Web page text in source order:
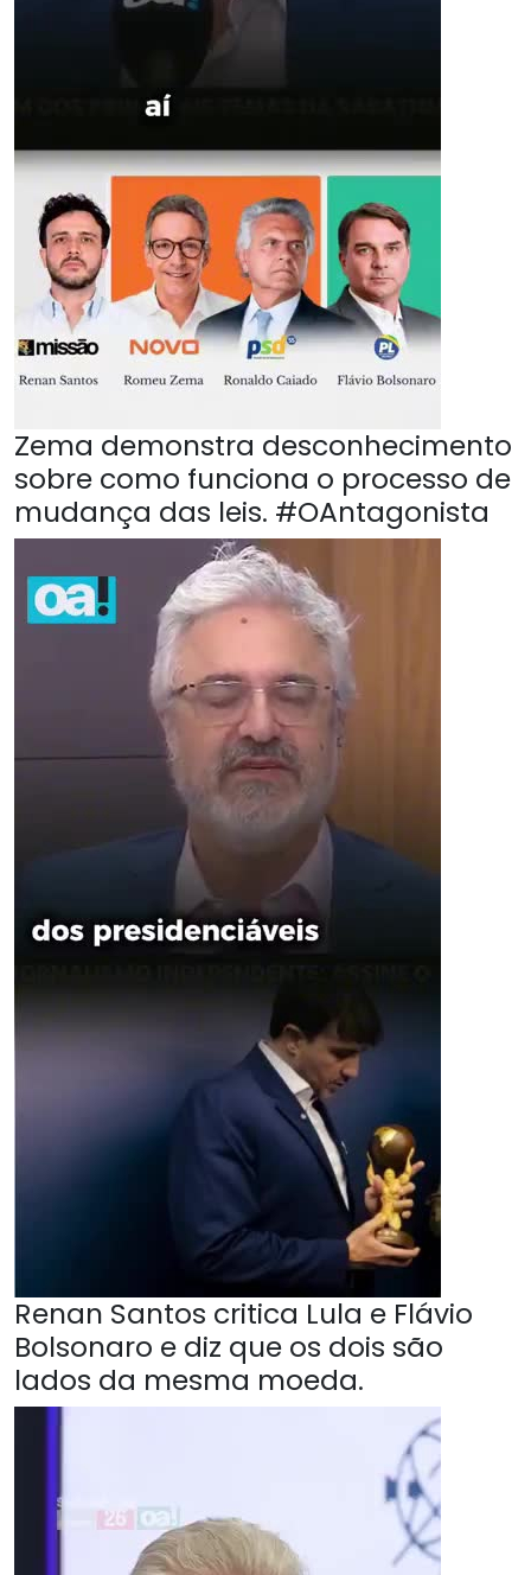
Zema demonstra desconhecimento
sobre como funciona o processo de
mudança das leis. #OAntagonista
Renan Santos critica Lula e Flávio
Bolsonaro e diz que os dois são
lados da mesma moeda.